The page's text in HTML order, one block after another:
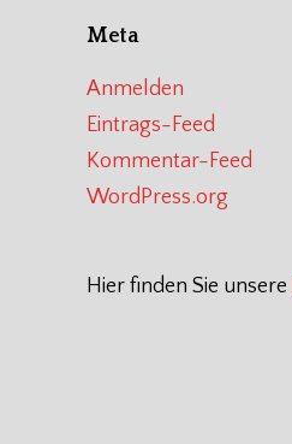
Meta
Anmelden
Eintrags-Feed
Kommentar-Feed
WordPress.org
Hier finden Sie unsere